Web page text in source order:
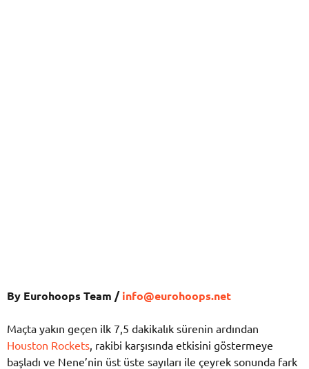
By Eurohoops Team /info@eurohoops.net
Maçta yakın geçen ilk 7,5 dakikalık sürenin ardından
Houston Rockets , rakibi karşısında etkisini göstermeye
başladı ve Nene’nin üst üste sayıları ile çeyrek sonunda fark